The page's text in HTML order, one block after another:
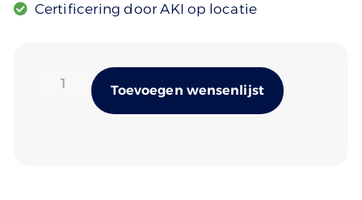
Certificering door AKI op locatie
Toevoegen wensenlijst